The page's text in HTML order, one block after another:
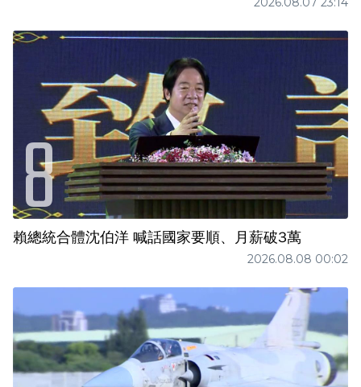
賴總統合體沈伯洋 喊話國家要順、月薪破3萬
2026.08.08 00:02